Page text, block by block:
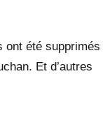
ont été supprimés
Et d’autres